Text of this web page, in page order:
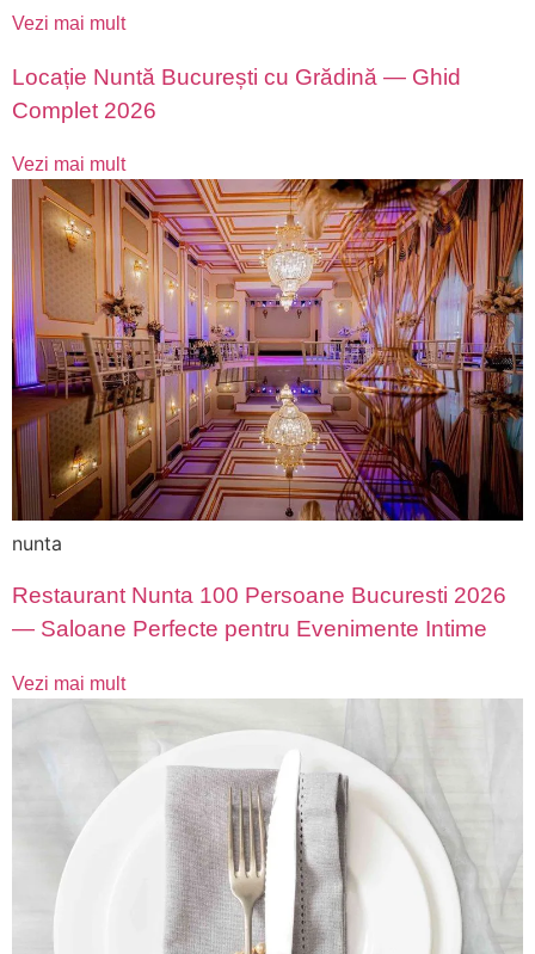
Vezi mai mult
Locație Nuntă București cu Grădină — Ghid
Complet 2026
Vezi mai mult
nunta
Restaurant Nunta 100 Persoane Bucuresti 2026
— Saloane Perfecte pentru Evenimente Intime
Vezi mai mult